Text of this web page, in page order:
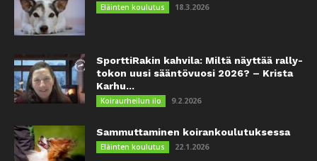
Eläinten koulutus 18.3.2026
SporttiRakin kahvila: Miltä näyttää rally-
tokon uusi sääntövuosi 2026? – Krista
Karhu...
Koiraurheilun ilo 9.2.2026
Sammuttaminen koirankoulutuksessa
Eläinten koulutus 22.1.2026